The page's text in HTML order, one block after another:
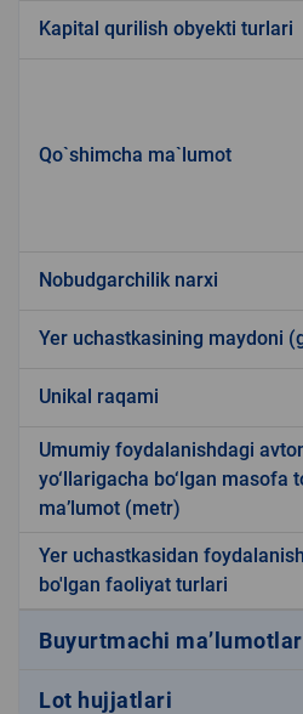
Kapital qurilish obyekti turlari
Qo`shimcha ma`lumot
Nobudgarchilik narxi
Yer uchastkasining maydoni
Unikal raqami
Umumiy foydalanishdagi
yo‘llarigacha bo‘lgan masofa
ma’lumot (metr)
Yer uchastkasidan
bo'lgan faoliyat turlari
Buyurtmachi
Lot hujjatlari